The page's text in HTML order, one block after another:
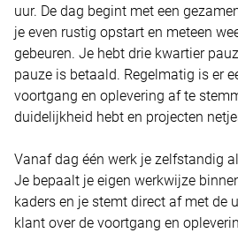
uur. De dag begint met een
je even rustig opstart en meteen
gebeuren. Je hebt drie kwartier
pauze is betaald. Regelmatig is er
voortgang en oplevering af te
duidelijkheid hebt en projecten
Vanaf dag één werk je zelfstandig
Je bepaalt je eigen werkwijze
kaders en je stemt direct af met de
klant over de voortgang en